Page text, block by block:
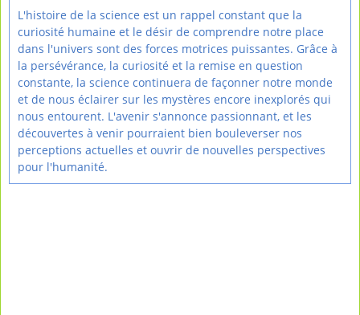
L'histoire de la science est un rappel constant que la
curiosité humaine et le désir de comprendre notre place
dans l'univers sont des forces motrices puissantes. Grâce à
la persévérance, la curiosité et la remise en question
constante, la science continuera de façonner notre monde
et de nous éclairer sur les mystères encore inexplorés qui
nous entourent. L'avenir s'annonce passionnant, et les
découvertes à venir pourraient bien bouleverser nos
perceptions actuelles et ouvrir de nouvelles perspectives
pour l'humanité.